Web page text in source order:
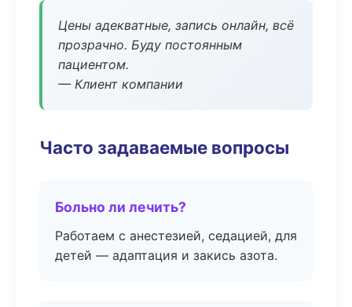
Цены адекватные, запись онлайн, всё
прозрачно. Буду постоянным
пациентом.
— Клиент компании
Часто задаваемые вопросы
Больно ли лечить?
Работаем с анестезией, седацией, для
детей — адаптация и закись азота.